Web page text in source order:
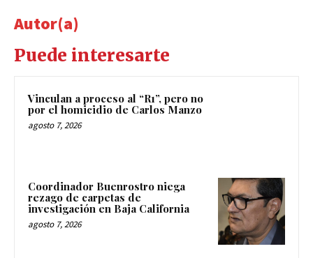
Autor(a)
Puede interesarte
Vinculan a proceso al “R1”, pero no
por el homicidio de Carlos Manzo
agosto 7, 2026
Coordinador Buenrostro niega
rezago de carpetas de
investigación en Baja California
agosto 7, 2026